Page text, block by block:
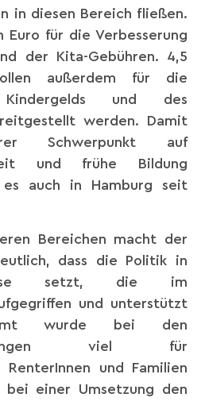
in diesen Bereich fließen.
Euro für die Verbesserung
der Kita-Gebühren. 4,5
außerdem für die
und des
werden. Damit
Schwerpunkt auf
und frühe Bildung
auch in Hamburg seit
Bereichen macht der
dass die Politik in
setzt, die im
und unterstützt
wurde bei den
viel für
RenterInnen und Familien
einer Umsetzung den